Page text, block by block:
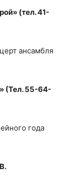
(тел. 41-
ансамбля
(Тел. 55-64-
года